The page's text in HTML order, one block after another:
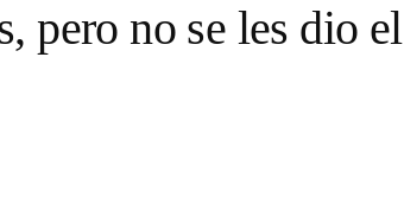
pero no se les dio el